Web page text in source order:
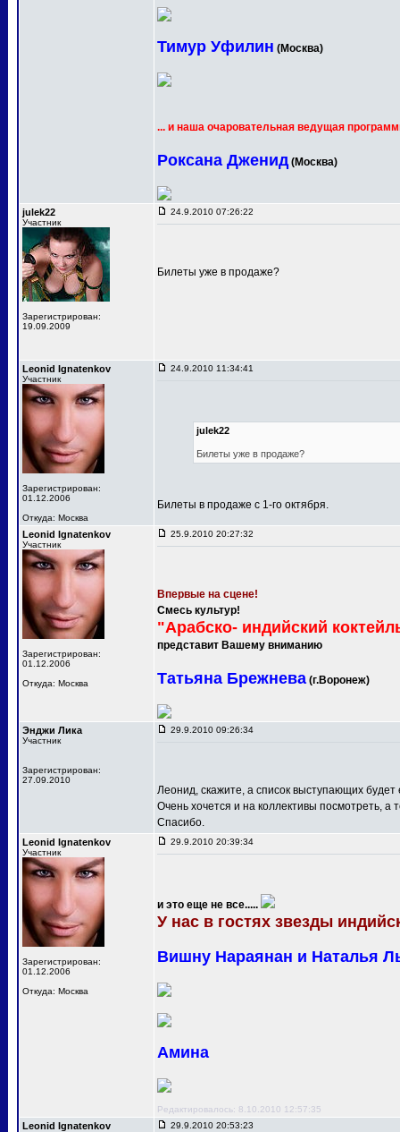
Тимур Уфилин (Москва)
... и наша очаровательная ведущая
Роксана Дженид (Москва)
julek22
Участник
Зарегистрирован:
19.09.2009
24.9.2010 07:26:22
Билеты уже в продаже?
Leonid Ignatenkov
Участник
Зарегистрирован:
01.12.2006
Откуда: Москва
24.9.2010 11:34:41
julek22
Билеты уже в продаже?
Билеты в продаже с 1-го октября.
Leonid Ignatenkov
Участник
Зарегистрирован:
01.12.2006
Откуда: Москва
25.9.2010 20:27:32
Впервые на сцене!
Смесь культур!
"Арабско- индийский
представит Вашему вниманию
Татьяна Брежнева (г.Воронеж)
Энджи Лика
Участник
Зарегистрирован:
27.09.2010
29.9.2010 09:26:34
Леонид, скажите, а список выступающих
Очень хочется и на коллективы посмотреть, а
Спасибо.
Leonid Ignatenkov
Участник
Зарегистрирован:
01.12.2006
Откуда: Москва
29.9.2010 20:39:34
и это еще не все.....
У нас в гостях звезды
Вишну Нараянан и Наталья
Амина
Редактировалось: 8.10.2010 12:57:35
Leonid Ignatenkov 29.9.2010 20:53:23